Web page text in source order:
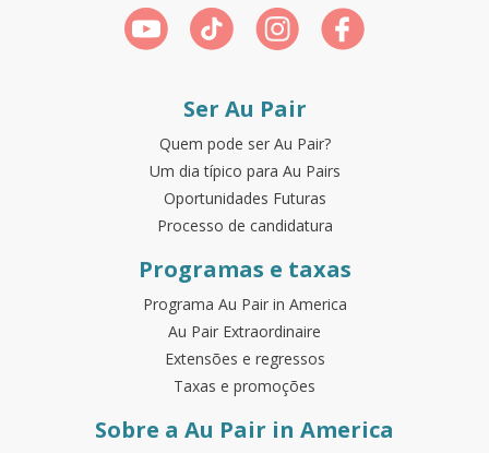
Ser Au Pair
Quem pode ser Au Pair?
Um dia típico para Au Pairs
Oportunidades Futuras
Processo de candidatura
Programas e taxas
Programa Au Pair in America
Au Pair Extraordinaire
Extensões e regressos
Taxas e promoções
Sobre a Au Pair in America